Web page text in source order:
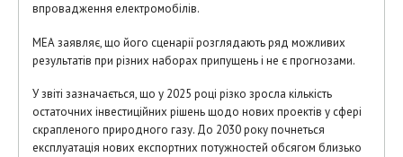
впровадження електромобілів.
МЕА заявляє, що його сценарії розглядають ряд можливих
результатів при різних наборах припущень і не є прогнозами.
У звіті зазначається, що у 2025 році різко зросла кількість
остаточних інвестиційних рішень щодо нових проектів у сфері
скрапленого природного газу. До 2030 року почнеться
експлуатація нових експортних потужностей обсягом близько